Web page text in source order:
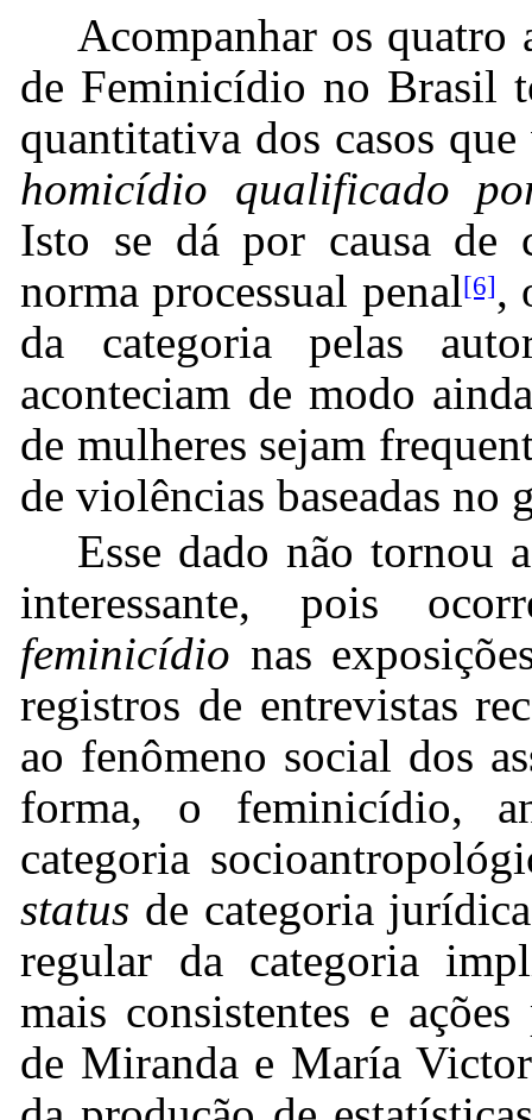
Acompanhar os
de Feminicídio no Brasil
quantitativa dos casos
homicídio qualificado
Isto se dá por causa de
norma processual penal [6],
da categoria pelas
aconteciam de modo
de mulheres sejam
de violências baseadas
Esse dado não tornou
interessante, pois
feminicídio nas
registros de entrevistas
ao fenômeno social dos
forma, o feminicídio,
categoria
status de categoria
regular da categoria
mais consistentes e
de Miranda e María